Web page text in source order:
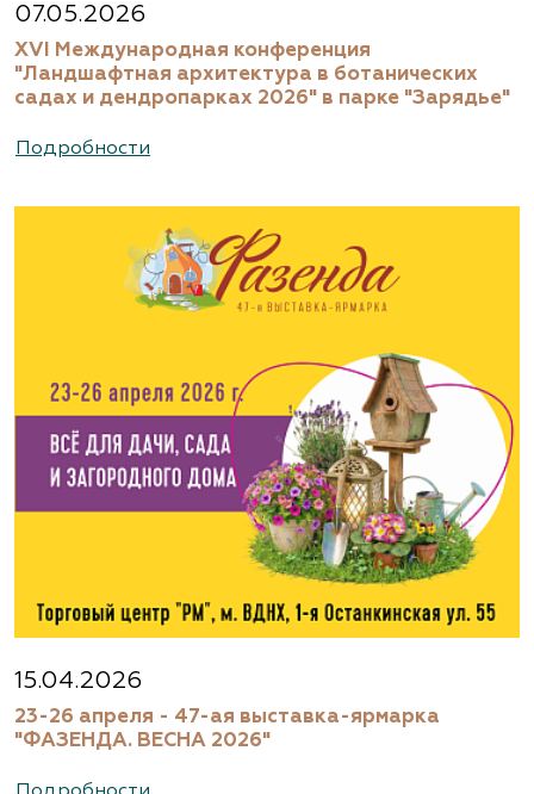
07.05.2026
XVI Международная конференция
"Ландшафтная архитектура в ботанических
садах и дендропарках 2026" в парке "Зарядье"
Подробности
15.04.2026
23-26 апреля - 47-ая выставка-ярмарка
"ФАЗЕНДА. ВЕСНА 2026"